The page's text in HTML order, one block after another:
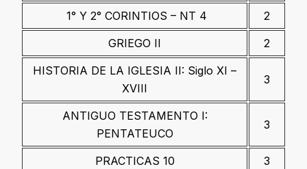
1° Y 2° CORINTIOS – NT 4
2
GRIEGO II
2
HISTORIA DE LA IGLESIA II: Siglo XI –
XVIII
3
ANTIGUO TESTAMENTO I:
PENTATEUCO
3
PRACTICAS 10
3